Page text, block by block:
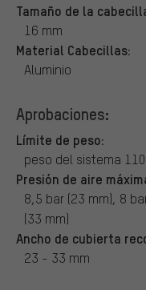
Tamaño de la
16 mm
Material Cabecillas:
Aluminio
Aprobaciones:
Límite de peso:
peso del sistema
Presión de aire
8,5 bar (23 mm), 8
(33 mm)
Ancho de cubierta
23 - 33 mm